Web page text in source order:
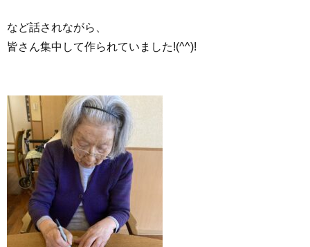
など話されながら、
皆さん集中して作られていました!(^^)!